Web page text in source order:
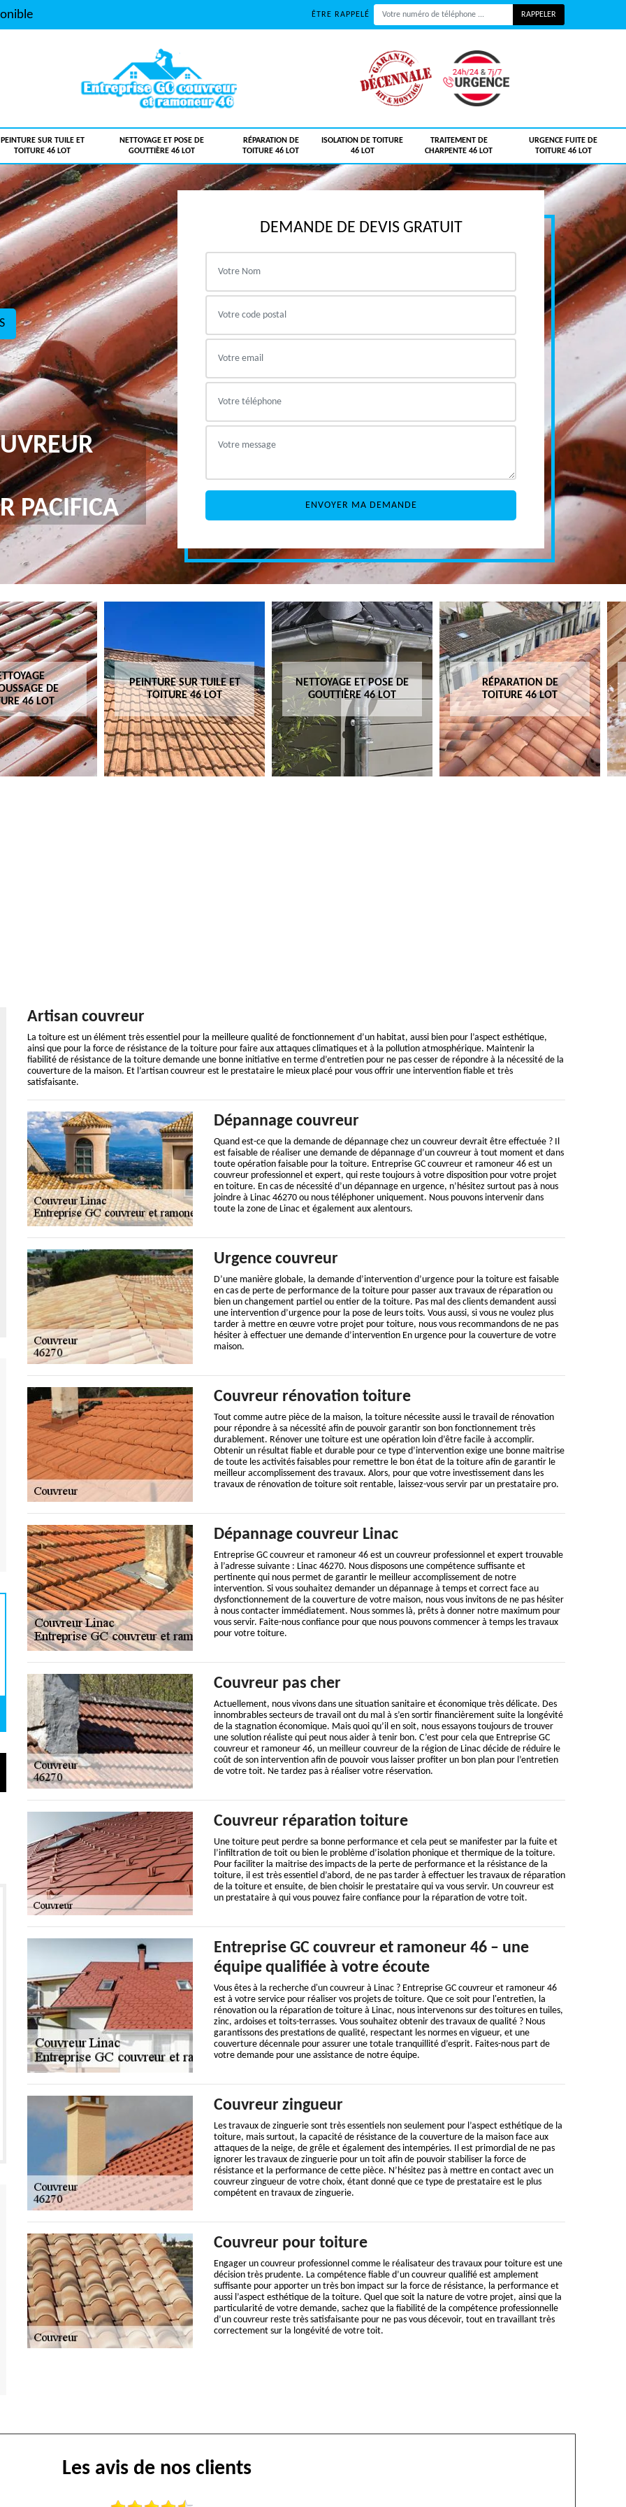
ÊTRE RAPPELÉ
PEINTURE SUR TUILE ET
TOITURE 46 LOT
NETTOYAGE ET POSE DE
GOUTTIÈRE 46 LOT
RÉPARATION DE
TOITURE 46 LOT
ISOLATION DE TOITURE
46 LOT
TRAITEMENT DE
CHARPENTE 46 LOT
URGENCE FUITE DE
TOITURE 46 LOT
PACIFICA
DEMANDE DE DEVIS GRATUIT
DE
46 LOT
PEINTURE SUR TUILE ET
TOITURE 46 LOT
NETTOYAGE ET POSE DE
GOUTTIÈRE 46 LOT
RÉPARATION DE
TOITURE 46 LOT
Artisan couvreur
La toiture est un élément très essentiel pour la meilleure qualité de fonctionnement d’un habitat, aussi bien pour l’aspect esthétique,
ainsi que pour la force de résistance de la toiture pour faire aux attaques climatiques et à la pollution atmosphérique. Maintenir la
fiabilité de résistance de la toiture demande une bonne initiative en terme d’entretien pour ne pas cesser de répondre à la nécessité de la
couverture de la maison. Et l’artisan couvreur est le prestataire le mieux placé pour vous offrir une intervention fiable et très
satisfaisante.
Dépannage couvreur
Quand est-ce que la demande de dépannage chez un couvreur devrait être effectuée ? Il
est faisable de réaliser une demande de dépannage d’un couvreur à tout moment et dans
toute opération faisable pour la toiture. Entreprise GC couvreur et ramoneur 46 est un
couvreur professionnel et expert, qui reste toujours à votre disposition pour votre projet
en toiture. En cas de nécessité d’un dépannage en urgence, n’hésitez surtout pas à nous
joindre à Linac 46270 ou nous téléphoner uniquement. Nous pouvons intervenir dans
toute la zone de Linac et également aux alentours.
Urgence couvreur
D’une manière globale, la demande d’intervention d’urgence pour la toiture est faisable
en cas de perte de performance de la toiture pour passer aux travaux de réparation ou
bien un changement partiel ou entier de la toiture. Pas mal des clients demandent aussi
une intervention d’urgence pour la pose de leurs toits. Vous aussi, si vous ne voulez plus
tarder à mettre en œuvre votre projet pour toiture, nous vous recommandons de ne pas
hésiter à effectuer une demande d’intervention En urgence pour la couverture de votre
maison.
Couvreur rénovation toiture
Tout comme autre pièce de la maison, la toiture nécessite aussi le travail de rénovation
pour répondre à sa nécessité afin de pouvoir garantir son bon fonctionnement très
durablement. Rénover une toiture est une opération loin d’être facile à accomplir.
Obtenir un résultat fiable et durable pour ce type d’intervention exige une bonne maitrise
de toute les activités faisables pour remettre le bon état de la toiture afin de garantir le
meilleur accomplissement des travaux. Alors, pour que votre investissement dans les
travaux de rénovation de toiture soit rentable, laissez-vous servir par un prestataire pro.
Dépannage couvreur Linac
Entreprise GC couvreur et ramoneur 46 est un couvreur professionnel et expert trouvable
à l’adresse suivante : Linac 46270. Nous disposons une compétence suffisante et
pertinente qui nous permet de garantir le meilleur accomplissement de notre
intervention. Si vous souhaitez demander un dépannage à temps et correct face au
dysfonctionnement de la couverture de votre maison, nous vous invitons de ne pas hésiter
à nous contacter immédiatement. Nous sommes là, prêts à donner notre maximum pour
vous servir. Faite-nous confiance pour que nous pouvons commencer à temps les travaux
pour votre toiture.
Couvreur pas cher
Actuellement, nous vivons dans une situation sanitaire et économique très délicate. Des
innombrables secteurs de travail ont du mal à s’en sortir financièrement suite la longévité
de la stagnation économique. Mais quoi qu’il en soit, nous essayons toujours de trouver
une solution réaliste qui peut nous aider à tenir bon. C’est pour cela que Entreprise GC
couvreur et ramoneur 46, un meilleur couvreur de la région de Linac décide de réduire le
coût de son intervention afin de pouvoir vous laisser profiter un bon plan pour l’entretien
de votre toit. Ne tardez pas à réaliser votre réservation.
Couvreur réparation toiture
Une toiture peut perdre sa bonne performance et cela peut se manifester par la fuite et
l’infiltration de toit ou bien le problème d’isolation phonique et thermique de la toiture.
Pour faciliter la maitrise des impacts de la perte de performance et la résistance de la
toiture, il est très essentiel d’abord, de ne pas tarder à effectuer les travaux de réparation
de la toiture et ensuite, de bien choisir le prestataire qui va vous servir. Un couvreur est
un prestataire à qui vous pouvez faire confiance pour la réparation de votre toit.
Entreprise GC couvreur et ramoneur 46 – une
équipe qualifiée à votre écoute
Vous êtes à la recherche d'un couvreur à Linac ? Entreprise GC couvreur et ramoneur 46
est à votre service pour réaliser vos projets de toiture. Que ce soit pour l'entretien, la
rénovation ou la réparation de toiture à Linac, nous intervenons sur des toitures en tuiles,
zinc, ardoises et toits-terrasses. Vous souhaitez obtenir des travaux de qualité ? Nous
garantissons des prestations de qualité, respectant les normes en vigueur, et une
couverture décennale pour assurer une totale tranquillité d’esprit. Faites-nous part de
votre demande pour une assistance de notre équipe.
Couvreur zingueur
Les travaux de zinguerie sont très essentiels non seulement pour l’aspect esthétique de la
toiture, mais surtout, la capacité de résistance de la couverture de la maison face aux
attaques de la neige, de grêle et également des intempéries. Il est primordial de ne pas
ignorer les travaux de zinguerie pour un toit afin de pouvoir stabiliser la force de
résistance et la performance de cette pièce. N’hésitez pas à mettre en contact avec un
couvreur zingueur de votre choix, étant donné que ce type de prestataire est le plus
compétent en travaux de zinguerie.
Couvreur pour toiture
Engager un couvreur professionnel comme le réalisateur des travaux pour toiture est une
décision très prudente. La compétence fiable d’un couvreur qualifié est amplement
suffisante pour apporter un très bon impact sur la force de résistance, la performance et
aussi l’aspect esthétique de la toiture. Quel que soit la nature de votre projet, ainsi que la
particularité de votre demande, sachez que la fiabilité de la compétence professionnelle
d’un couvreur reste très satisfaisante pour ne pas vous décevoir, tout en travaillant très
correctement sur la longévité de votre toit.
Les avis de nos clients